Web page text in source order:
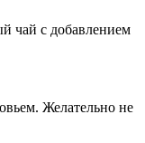
чай с добавлением
Желательно не